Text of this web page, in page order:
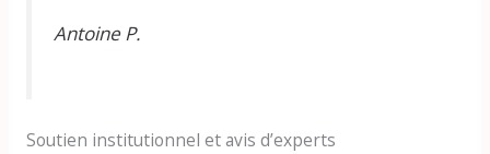
Antoine P.
Soutien institutionnel et avis d’experts